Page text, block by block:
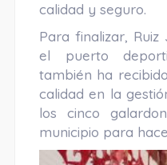
calidad y seguro.
Para finalizar,
el puerto
también ha
calidad en la
los cinco
municipio para